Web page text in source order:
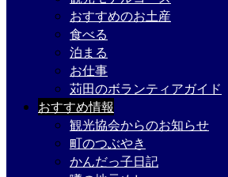
おすすめのお土産
食べる
泊まる
お仕事
苅田のボランティアガイド
おすすめ情報
観光協会からのお知らせ
町のつぶやき
かんだっ子日記